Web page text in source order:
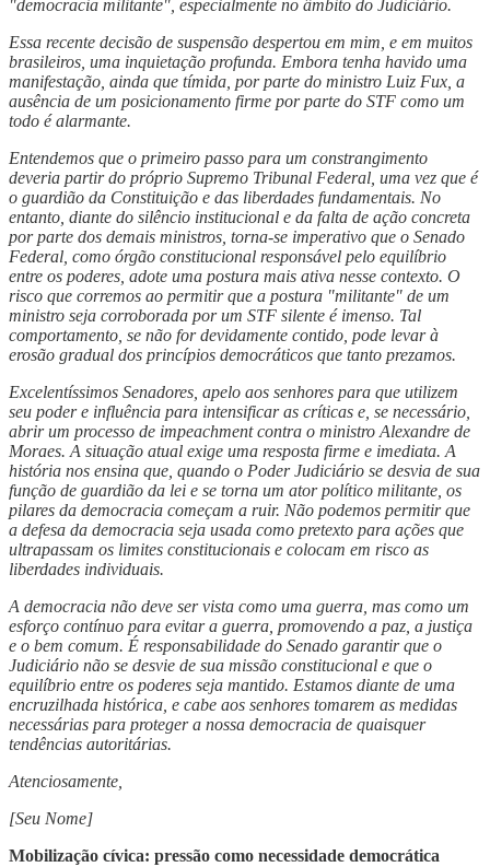
"democracia militante", especialmente no âmbito do Judiciário.
Essa recente decisão de suspensão despertou em mim, e em muitos
brasileiros, uma inquietação profunda. Embora tenha havido uma
manifestação, ainda que tímida, por parte do ministro Luiz Fux, a
ausência de um posicionamento firme por parte do STF como um
todo é alarmante.
Entendemos que o primeiro passo para um constrangimento
deveria partir do próprio Supremo Tribunal Federal, uma vez que é
o guardião da Constituição e das liberdades fundamentais. No
entanto, diante do silêncio institucional e da falta de ação concreta
por parte dos demais ministros, torna-se imperativo que o Senado
Federal, como órgão constitucional responsável pelo equilíbrio
entre os poderes, adote uma postura mais ativa nesse contexto. O
risco que corremos ao permitir que a postura "militante" de um
ministro seja corroborada por um STF silente é imenso. Tal
comportamento, se não for devidamente contido, pode levar à
erosão gradual dos princípios democráticos que tanto prezamos.
Excelentíssimos Senadores, apelo aos senhores para que utilizem
seu poder e influência para intensificar as críticas e, se necessário,
abrir um processo de impeachment contra o ministro Alexandre de
Moraes. A situação atual exige uma resposta firme e imediata. A
história nos ensina que, quando o Poder Judiciário se desvia de sua
função de guardião da lei e se torna um ator político militante, os
pilares da democracia começam a ruir. Não podemos permitir que
a defesa da democracia seja usada como pretexto para ações que
ultrapassam os limites constitucionais e colocam em risco as
liberdades individuais.
A democracia não deve ser vista como uma guerra, mas como um
esforço contínuo para evitar a guerra, promovendo a paz, a justiça
e o bem comum. É responsabilidade do Senado garantir que o
Judiciário não se desvie de sua missão constitucional e que o
equilíbrio entre os poderes seja mantido. Estamos diante de uma
encruzilhada histórica, e cabe aos senhores tomarem as medidas
necessárias para proteger a nossa democracia de quaisquer
tendências autoritárias.
Atenciosamente,
[Seu Nome]
Mobilização cívica: pressão como necessidade democrática